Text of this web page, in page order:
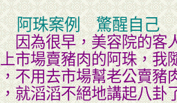
珠案例 驚醒自己
很早，美容院的客人
市場賣豬肉的阿珠，我
不用去市場幫老公賣豬
就滔滔不絕地講起八卦